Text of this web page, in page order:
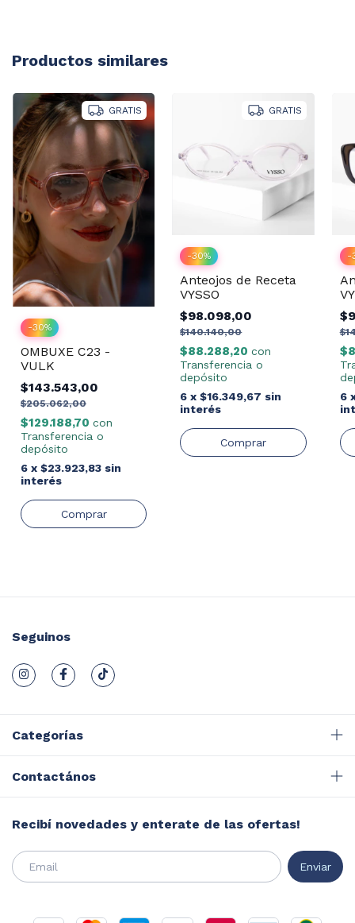
Productos similares
GRATIS
-30%
OMBUXE C23 -
VULK
$143.543,00
$205.062,00
$129.188,70 con
Transferencia o
depósito
6 x $23.923,83 sin
interés
GRATIS
-30%
Anteojos de Receta
VYSSO
$98.098,00
$140.140,00
$88.288,20con
Transferencia o
depósito
6 x$16.349,67 sin
interés
-
6
Seguinos
Categorías
Contactános
Recibí novedades y enterate de las ofertas!